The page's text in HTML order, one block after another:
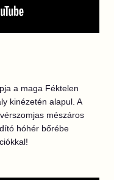
a maga Féktelen
kinézetén alapul. A
mészáros
hóhér bőrébe